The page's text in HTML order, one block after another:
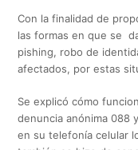
Con la finalidad de
las formas en que se
pishing, robo de
afectados, por estas
Se explicó cómo
denuncia anónima 088
en su telefonía celular